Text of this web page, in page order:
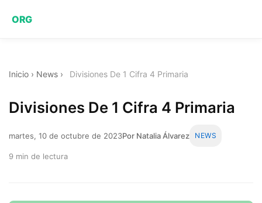
ORG
Inicio › News › Divisiones De 1 Cifra 4 Primaria
Divisiones De 1 Cifra 4 Primaria
martes, 10 de octubre de 2023Por Natalia Álvarez NEWS
9 min de lectura